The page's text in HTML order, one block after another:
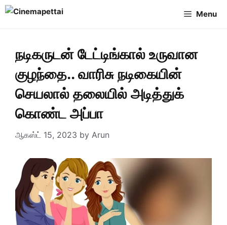
Skip
Menu
நடிகருடன் டேட்டிங்கால் உருவான
குழந்தை.. வாரிசு நடிகையின்
செயலால் தலையில் அடித்துக்
கொண்ட அப்பா
ஆகஸ்ட் 15, 2023 by Arun